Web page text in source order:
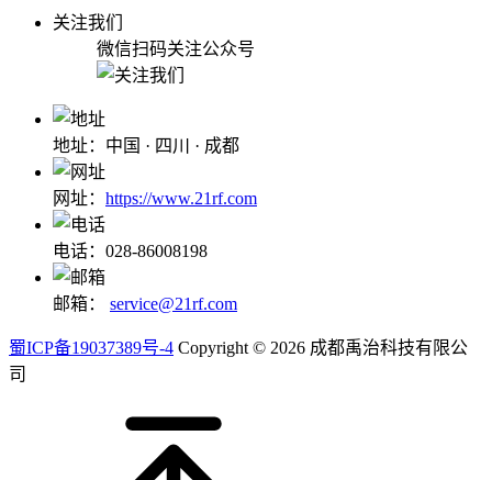
关注我们
微信扫码关注公众号
地址：中国 · 四川 · 成都
网址： https://www.21rf.com
电话：028-86008198
邮箱： service@21rf.com
蜀ICP备19037389号-4 Copyright © 2026 成都禹治科技有限公
司